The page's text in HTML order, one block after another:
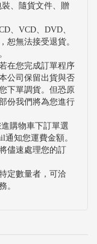
、隨貨文件、贈
、VCD、DVD、
恕無法接受退貨。
在您完成訂單程序
公司保留出貨與否
下單調貨。但恐原
份我們將為您進行
購物車下訂單選
知您運費金額。
儘速處理您的訂
定數量者，可洽
。